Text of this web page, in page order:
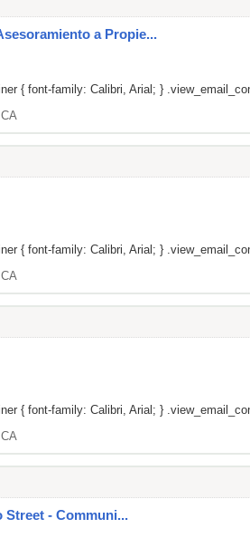
a Propie...
{ font-family: Calibri, Arial; }
{ font-family: Calibri, Arial; }
{ font-family: Calibri, Arial; }
Street - Communi...